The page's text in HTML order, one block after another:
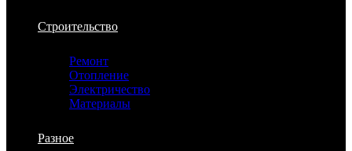
Строительство
Ремонт
Отопление
Электричество
Материалы
Разное